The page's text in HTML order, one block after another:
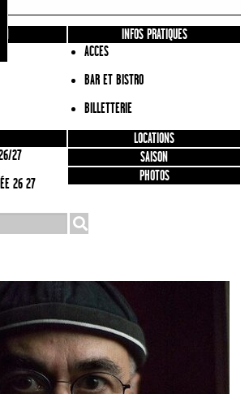
INFOS PRATIQUES
ACCES
BAR ET BISTRO
BILLETTERIE
26/27
26 27
LOCATIONS
SAISON
PHOTOS